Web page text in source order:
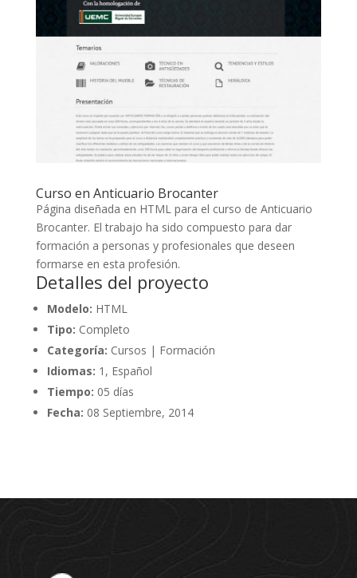
Curso en Anticuario Brocanter
Página diseñada en HTML para el curso de Anticuario
Brocanter. El trabajo ha sido compuesto para dar
formación a personas y profesionales que deseen
formarse en esta profesión.
Detalles del proyecto
Modelo: HTML
Tipo: Completo
Categoría: Cursos | Formación
Idiomas: 1, Español
Tiempo: 05 días
Fecha: 08 Septiembre, 2014